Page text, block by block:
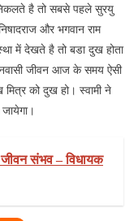
निकलते है तो सबसे पहले सुरयु
और भगवान राम
में देखते है तो बडा दुख होता
जीवन आज के समय ऐसी
को दुख हो। स्वामी ने
संभव – विधायक